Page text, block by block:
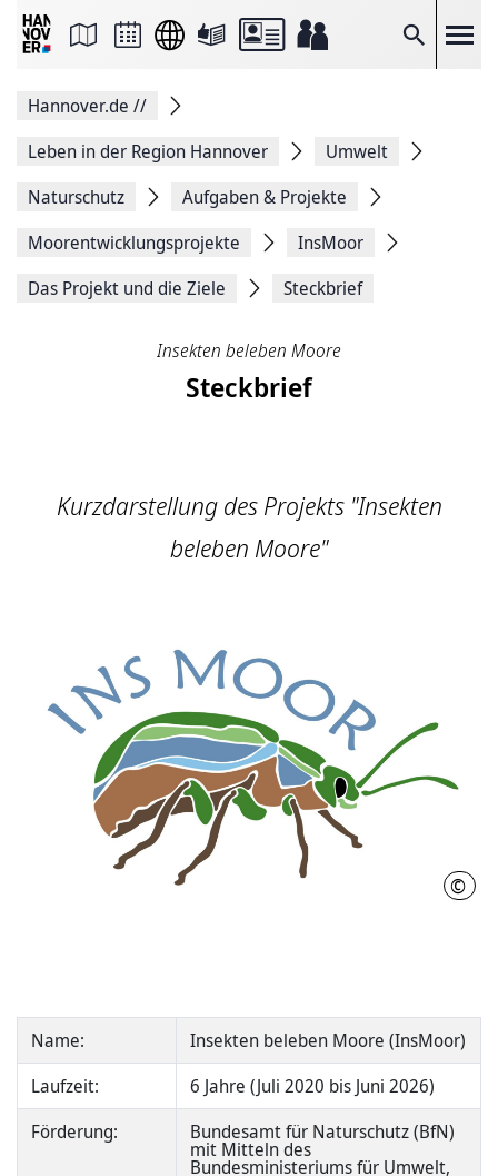
Suche
Seite
Facebook
teilen
Seitenlink
Seite
Hannover.de //
Leben in der Region Hannover
Umwelt
Naturschutz
Aufgaben & Projekte
Moorentwicklungsprojekte
InsMoor
Das Projekt und die Ziele
Steckbrief
Insekten beleben Moore
Steckbrief
Kurzdarstellung des Projekts "Insekten
beleben Moore"
© C.
Name:
Insekten beleben Moore (InsMoor)
Laufzeit:
6 Jahre (Juli 2020 bis Juni 2026)
Förderung:
Bundesamt für Naturschutz (BfN)
mit Mitteln des
Bundesministeriums für Umwelt,